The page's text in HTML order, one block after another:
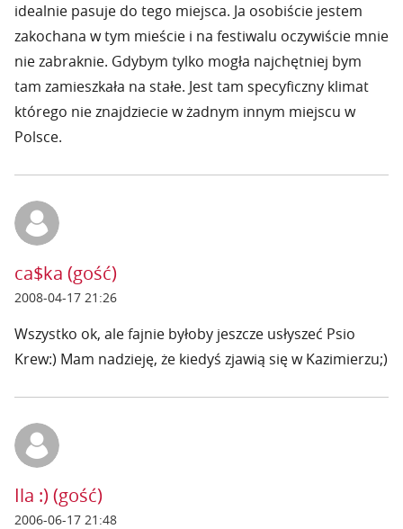
idealnie pasuje do tego miejsca. Ja osobiście jestem
zakochana w tym mieście i na festiwalu oczywiście mnie
nie zabraknie. Gdybym tylko mogła najchętniej bym
tam zamieszkała na stałe. Jest tam specyficzny klimat
którego nie znajdziecie w żadnym innym miejscu w
Polsce.
ca$ka (gość)
2008-04-17 21:26
Wszystko ok, ale fajnie byłoby jeszcze usłyszeć Psio
Krew:) Mam nadzieję, że kiedyś zjawią się w Kazimierzu;)
Ila :) (gość)
2006-06-17 21:48